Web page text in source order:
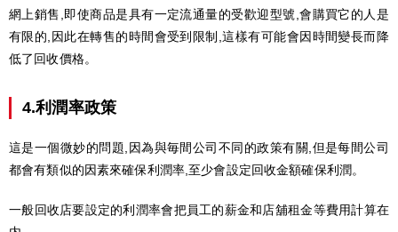
網上銷售,即使商品是具有一定流通量的受歡迎型號,會購買它的人是
有限的,因此在轉售的時間會受到限制,這樣有可能會因時間變長而降
低了回收價格。
4.利潤率政策
這是一個微妙的問題,因為與毎間公司不同的政策有關,但是每間公司
都會有類似的因素來確保利潤率,至少會設定回收金額確保利潤。
一般回收店要設定的利潤率會把員工的薪金和店舖租金等費用計算在